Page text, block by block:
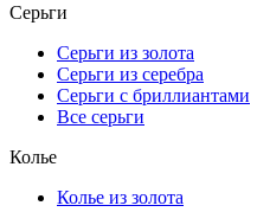
Серьги
Серьги из золота
Серьги из серебра
Серьги с бриллиантами
Все серьги
Колье
Колье из золота